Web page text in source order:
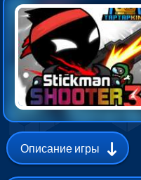
Описание игры